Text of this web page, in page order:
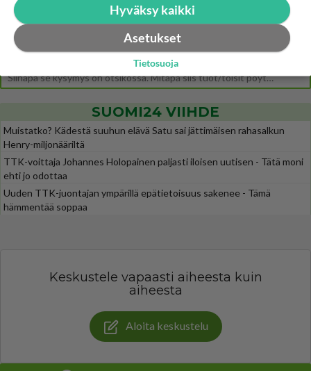
Uuden TTK-juontajan ympärillä epätietoisuus sakenee - Nyt MTV hämmentää soppaa
Mitä tuot pöytään parisuhteessa?
Siinäpä se kysymys on otsikossa. Mitäpä siis tuot/toisit pöytään parisuhteessa? Oletko mies vai nainen? Koetko sen mitä
SUOMI24 VIIHDE
Muistatko? Kädestä suuhun elävä Satu sai jättimäisen rahasalkun
Henry-miljonääriltä
TTK-voittaja Johannes Holopainen paljasti iloisen uutisen - Tätä moni
ehti jo odottaa
Uuden TTK-juontajan ympärillä epätietoisuus sakenee - Tämä
hämmentää soppaa
Keskustele vapaasti aiheesta kuin
aiheesta
Aloita keskustelu
Hyväksy kaikki
Asetukset
Tietosuoja